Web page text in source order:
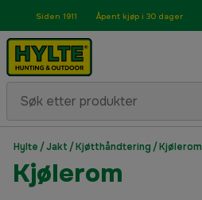
Siden 1911 Åpent kjøp i 30 dager
Hylte /Jakt /Kjøtthåndtering /Kjølerom
Kjølerom